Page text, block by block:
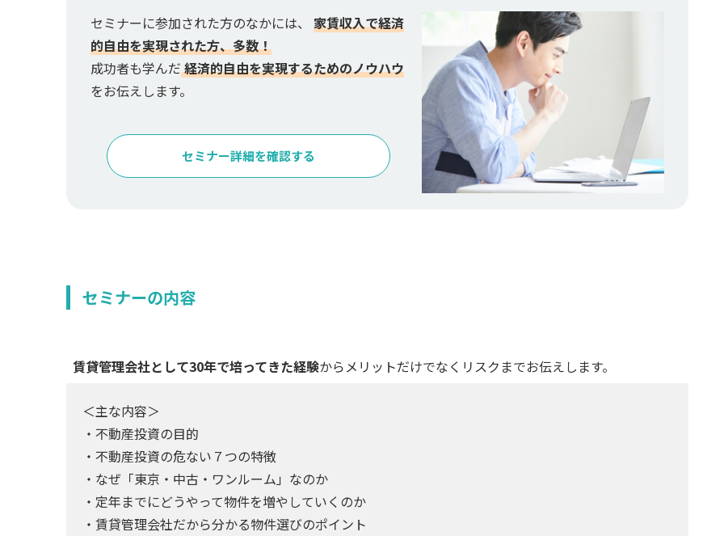
セミナーに参加された方のなかには、 家賃収入で経済
的自由を実現された方、多数！
成功者も学んだ経済的自由を実現するためのノウハウ
をお伝えします。
セミナー詳細を確認する
セミナーの内容
賃貸管理会社として30年で培ってきた経験からメリットだけでなくリスクまでお伝えします。
＜主な内容＞
・不動産投資の目的
・不動産投資の危ない７つの特徴
・なぜ「東京・中古・ワンルーム」なのか
・定年までにどうやって物件を増やしていくのか
・賃貸管理会社だから分かる物件選びのポイント